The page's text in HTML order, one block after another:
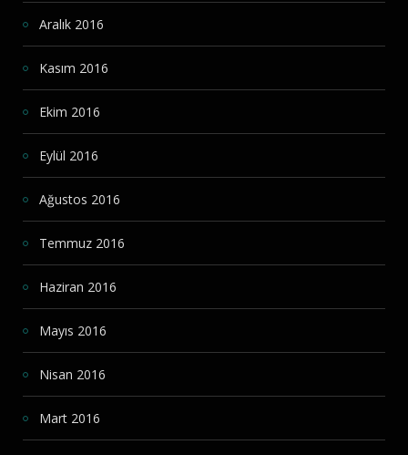
Aralık 2016
Kasım 2016
Ekim 2016
Eylül 2016
Ağustos 2016
Temmuz 2016
Haziran 2016
Mayıs 2016
Nisan 2016
Mart 2016